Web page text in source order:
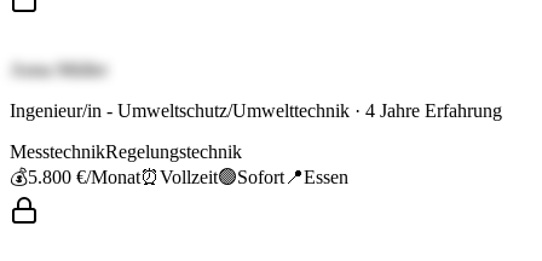
Anna Müller
Ingenieur/in - Umweltschutz/Umwelttechnik · 4 Jahre Erfahrung
MesstechnikRegelungstechnik
💰5.800 €/Monat⏰Vollzeit🟢Sofort 📍Essen